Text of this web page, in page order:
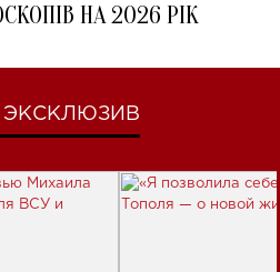
НА 2026 РІК
ЭКСКЛЮЗИВ